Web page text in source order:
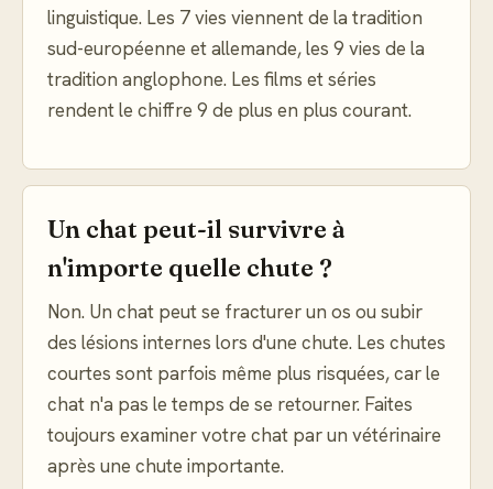
linguistique. Les 7 vies viennent de la tradition
sud-européenne et allemande, les 9 vies de la
tradition anglophone. Les films et séries
rendent le chiffre 9 de plus en plus courant.
Un chat peut-il survivre à
n'importe quelle chute ?
Non. Un chat peut se fracturer un os ou subir
des lésions internes lors d'une chute. Les chutes
courtes sont parfois même plus risquées, car le
chat n'a pas le temps de se retourner. Faites
toujours examiner votre chat par un vétérinaire
après une chute importante.